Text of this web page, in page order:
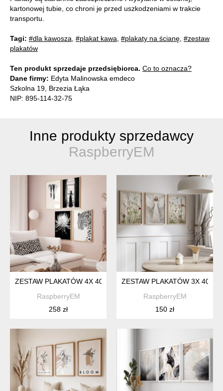
kartonowej tubie, co chroni je przed uszkodzeniami w trakcie
transportu.
Tagi: #dla kawosza #plakat kawa #plakaty na ścianę #zestaw
plakatów
Ten produkt sprzedaje przedsiębiorca. Co to oznacza?
Dane firmy: Edyta Malinowska emdeco
Szkolna 19, Brzezia Łąka
NIP: 895-114-32-75
Inne produkty sprzedawcy
RaspberryEM
ZESTAW PLAKATÓW 4X 40X50 CM GLAMOUR (SET262)
RaspberryEM
258 zł
ZESTAW PLAKATÓW 3X
RaspberryEM
150 zł